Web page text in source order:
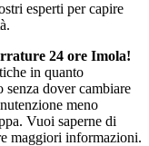
esperti per capire
24 ore Imola!
in quanto
dover cambiare
meno
Vuoi saperne di
maggiori informazioni.